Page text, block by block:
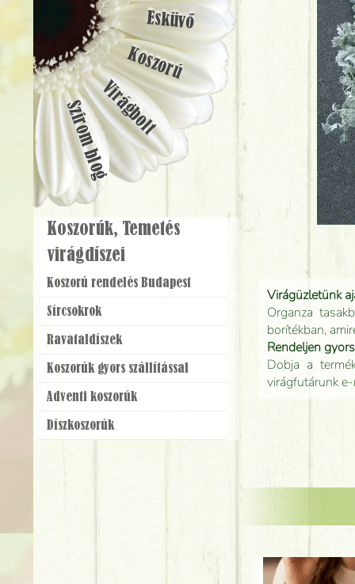
Virágüzletünk
Organza
borítékban,
Rendeljen
Dobja a
virágfutárunk
Esküvő
Koszorú
Virágbolt
Szirom blog
Koszorúk, Temetés
virágdíszei
Koszorú rendelés Budapest
Sírcsokrok
Ravatal­díszek
Koszorúk gyors szállítással
Adventi koszorúk
Dísz­koszorúk